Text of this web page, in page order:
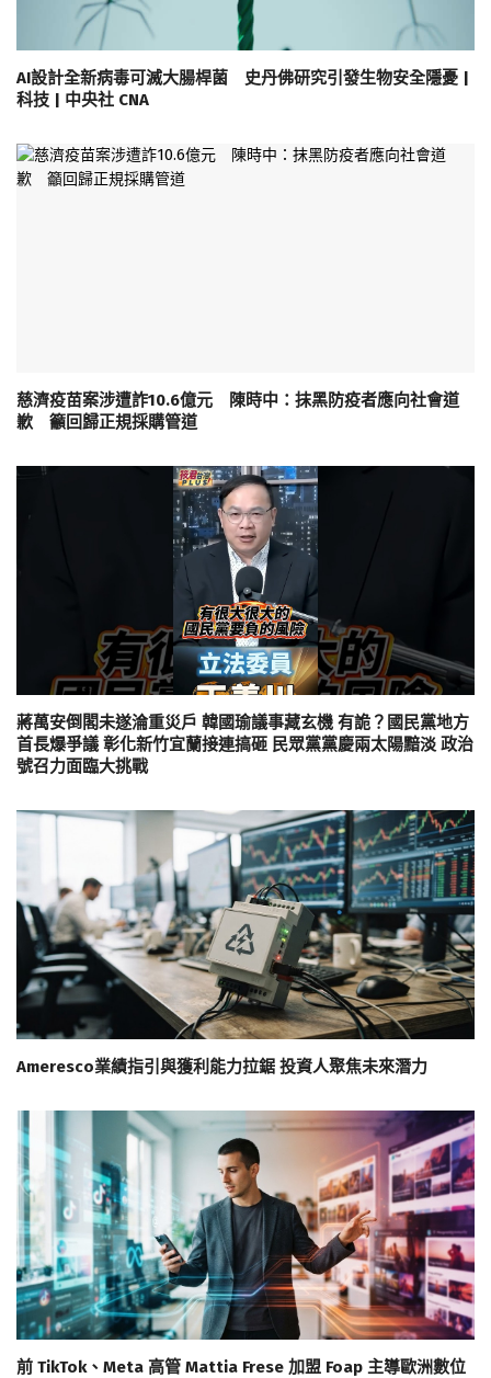
AI設計全新病毒可滅大腸桿菌 史丹佛研究引發生物安全隱憂 |
科技 | 中央社 CNA
慈濟疫苗案涉遭詐10.6億元 陳時中：抹黑防疫者應向社會道
歉 籲回歸正規採購管道
蔣萬安倒閣未遂淪重災戶 韓國瑜議事藏玄機 有詭？國民黨地方
首長爆爭議 彰化新竹宜蘭接連搞砸 民眾黨黨慶兩太陽黯淡 政治
號召力面臨大挑戰
Ameresco業績指引與獲利能力拉鋸 投資人聚焦未來潛力
前 TikTok、Meta 高管 Mattia Frese 加盟 Foap 主導歐洲數位